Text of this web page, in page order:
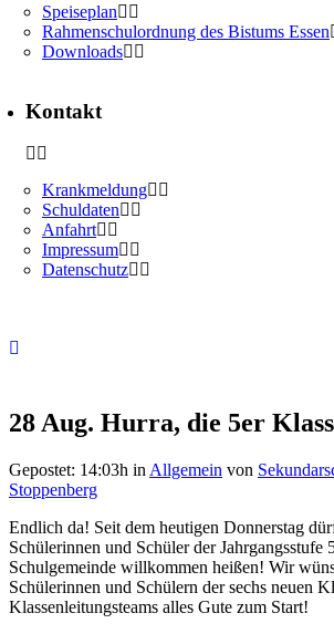
Speiseplan
Rahmenschulordnung des Bistums Essen
Downloads
Kontakt
Krankmeldung
Schuldaten
Anfahrt
Impressum
Datenschutz
28 Aug. Hurra, die 5er
Gepostet: 14:03h in Allgemein von
Stoppenberg
Endlich da! Seit dem heutigen Donnerstag
Schülerinnen und Schüler der Jahrgangsstufe
Schulgemeinde willkommen heißen! Wir
Schülerinnen und Schülern der sechs neuen
Klassenleitungsteams alles Gute zum Start!